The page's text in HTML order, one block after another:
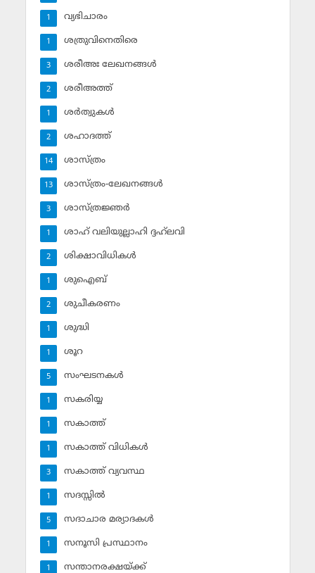
വ്യഭിചാരം
1
ശത്രുവിനെതിരെ
1
ശരീഅഃ ലേഖനങ്ങള്‍
3
ശരീഅത്ത്
2
ശര്‍ത്വുകള്‍
1
ശഹാദത്ത്
2
ശാസ്ത്രം
14
ശാസ്ത്രം-ലേഖനങ്ങള്‍
13
ശാസ്ത്രജ്ഞര്‍
3
ശാഹ് വലിയുല്ലാഹി ദ്ദഹ്‌ലവി
1
ശിക്ഷാവിധികള്‍
2
ശുഐബ്‌
1
ശുചീകരണം
2
ശുദ്ധി
1
ശൂറ
1
സംഘടനകള്‍
5
സകരിയ്യ
1
സകാത്ത്‌
1
സകാത്ത്‌ വിധികള്‍
1
സകാത്ത്‌ വ്യവസ്ഥ
3
സദസ്സില്‍
1
സദാചാര മര്യാദകള്‍
5
സനൂസി പ്രസ്ഥാനം
1
സന്താനരക്ഷയ്ക്ക്
1